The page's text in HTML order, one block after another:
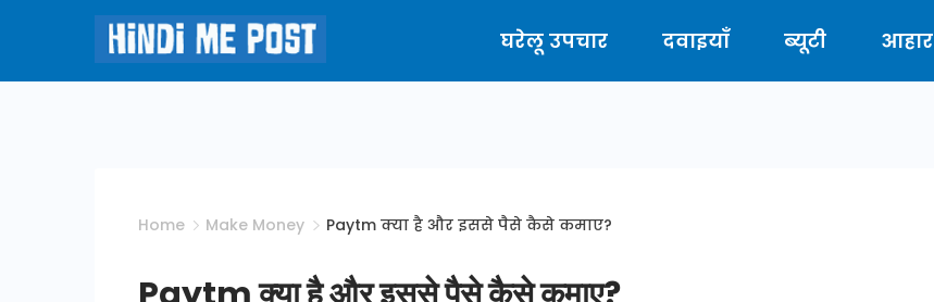
content
Hindi
घरेलू उपचार दवाइयाँ ब्यूटी आहार
Home Make Money Paytm क्या है और इससे पैसे कैसे कमाए?